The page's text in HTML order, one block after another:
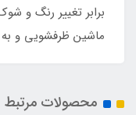
برابر تغییر رنگ و
ماشین ظرفشویی و
محصولات مرتبط